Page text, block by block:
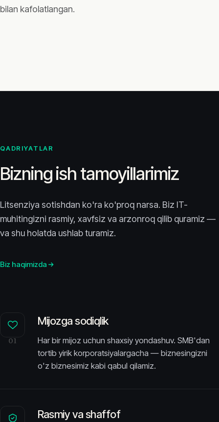
bilan kafolatlangan.
QADRIYATLAR
Bizning ish tamoyillarimiz
Litsenziya sotishdan ko'ra ko'proq narsa. Biz IT-
muhitingizni rasmiy, xavfsiz va arzonroq qilib quramiz —
va shu holatda ushlab turamiz.
Biz haqimizda
01
Mijozga sodiqlik
Har bir mijoz uchun shaxsiy yondashuv. SMB'dan
tortib yirik korporatsiyalargacha — biznesingizni
o'z biznesimiz kabi qabul qilamiz.
Rasmiy va shaffof